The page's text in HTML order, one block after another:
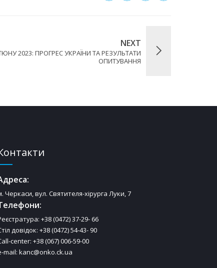
NEXT
2023: ПРОГРЕС УКРАЇНИ ТА РЕЗУЛЬТАТИ
ОПИТУВАННЯ
Черкаси, вул. Святителя-хірурга Луки, 7
+38 (0472) 37-29- 66
довідок: +38 (0472) 54-43- 90
center: +38 (067) 006-59-00
mail: kanc@onko.ck.ua